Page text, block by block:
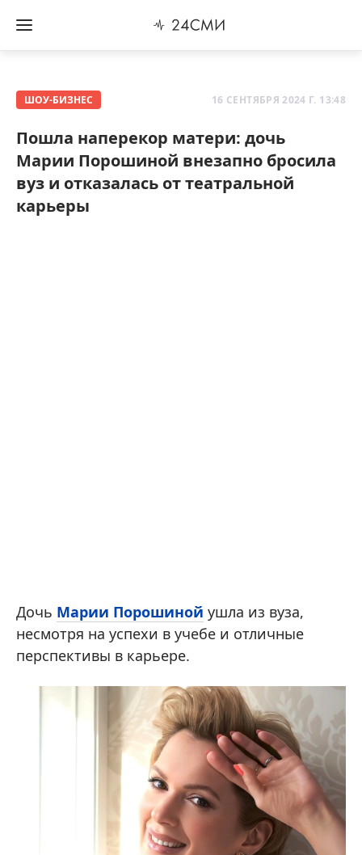
ШОУ-БИЗНЕС 16 СЕНТЯБРЯ 2024 Г. 13:48
Пошла наперекор матери: дочь
Марии Порошиной внезапно бросила
вуз и отказалась от театральной
карьеры
Дочь Марии Порошиной ушла из вуза,
несмотря на успехи в учебе и отличные
перспективы в карьере.